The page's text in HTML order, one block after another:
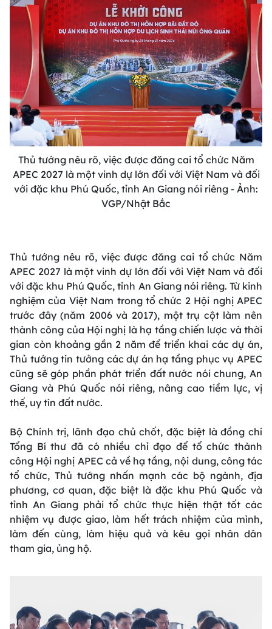
Thủ tướng nêu rõ, việc được đăng cai tổ chức Năm
APEC 2027 là một vinh dự lớn đối với Việt Nam và đối
với đặc khu Phú Quốc, tỉnh An Giang nói riêng - Ảnh:
VGP/Nhật Bắc
Thủ tướng nêu rõ, việc được đăng cai tổ chức Năm
APEC 2027 là một vinh dự lớn đối với Việt Nam và đối
với đặc khu Phú Quốc, tỉnh An Giang nói riêng. Từ kinh
nghiệm của Việt Nam trong tổ chức 2 Hội nghị APEC
trước đây (năm 2006 và 2017), một trụ cột làm nên
thành công của Hội nghị là hạ tầng chiến lược và thời
gian còn khoảng gần 2 năm để triển khai các dự án,
Thủ tướng tin tưởng các dự án hạ tầng phục vụ APEC
cũng sẽ góp phần phát triển đất nước nói chung, An
Giang và Phú Quốc nói riêng, nâng cao tiềm lực, vị
thế, uy tín đất nước.
Bộ Chính trị, lãnh đạo chủ chốt, đặc biệt là đồng chí
Tổng Bí thư đã có nhiều chỉ đạo để tổ chức thành
công Hội nghị APEC cả về hạ tầng, nội dung, công tác
tổ chức, Thủ tướng nhấn mạnh các bộ ngành, địa
phương, cơ quan, đặc biệt là đặc khu Phú Quốc và
tỉnh An Giang phải tổ chức thực hiện thật tốt các
nhiệm vụ được giao, làm hết trách nhiệm của mình,
làm đến cùng, làm hiệu quả và kêu gọi nhân dân
tham gia, ủng hộ.